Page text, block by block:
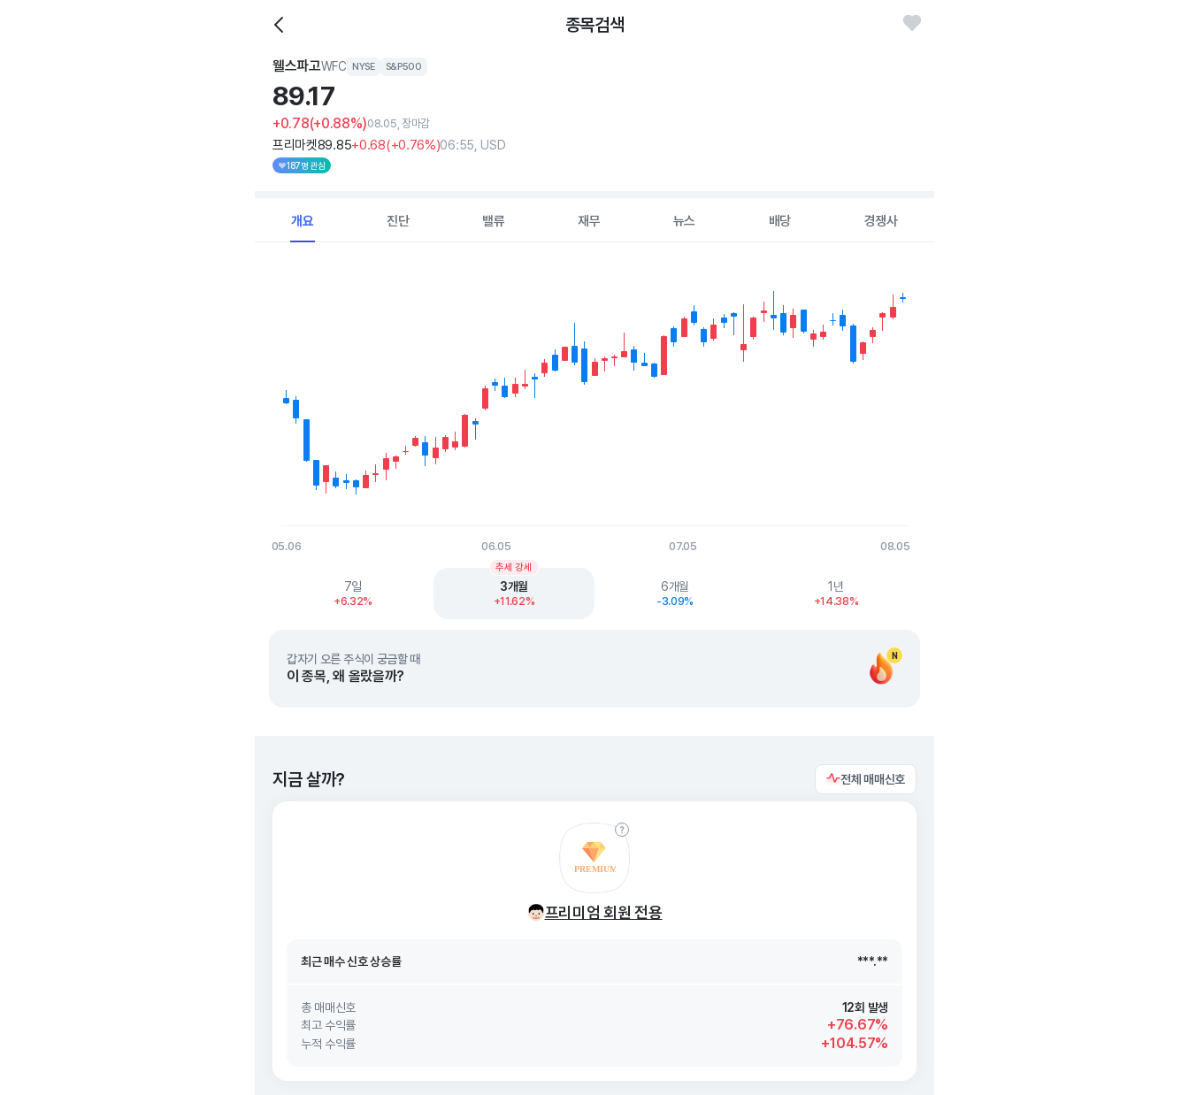
종목검색
웰스파고WFC NYSE S&P500
89.17
+0.78(+0.88%)08.05, 장마감
프리마켓89.85+0.68(+0.76%)06:55, USD
187명 관심
개요 진단 밸류 재무 뉴스 배당 경쟁사
The chart has 1 X axis displaying Time. Data ranges from 2026-05-06 00:00:00 to 2026-08-05 00:00:00.
The chart has 1 Y axis displaying values. Data ranges from 72.78 to 89.79.
05.06 06.05 07.05 08.05
7일
+6.32%
3개월
+11.62%
추세 강세
6개월
-3.09%
1년
+14.38%
N
갑자기 오른 주식이 궁금할 때
이 종목, 왜 올랐을까?
지금 살까? 전체 매매신호
프리미엄 회원 전용
최근 매수 신호26. 08/06 ***.**
총 매매신호
12회 발생
최고 수익률
+76.67%
누적 수익률 +104.57%